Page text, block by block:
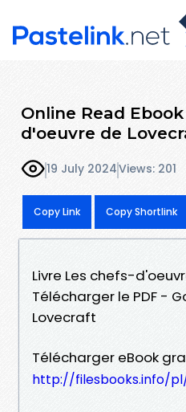
Online Read
d'oeuvre de
19 July 2024Views: 201
Copy Link Copy Shortlink
Livre Les chefs-
Télécharger le PDF -
Lovecraft
Télécharger eBook
http://filesbooks.info/